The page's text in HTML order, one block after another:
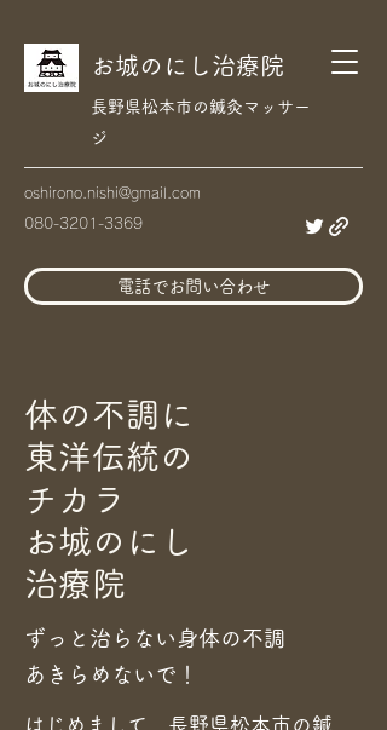
お城のにし治療院
​長野県松本市の鍼灸マッサー
ジ
oshirono.nishi@gmail.com
080-3201-3369
電話でお問い合わせ
体の不調に
東洋伝統の
チカラ
お城のにし
治療院
​ずっと治らない身体の不調
あきらめないで！
​​はじめまして、長野県松本市の鍼